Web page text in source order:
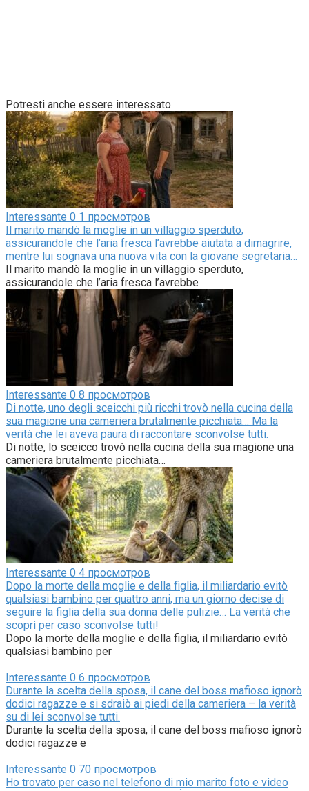
Potresti anche essere interessato
Interessante 0 1 просмотров
Il marito mandò la moglie in un villaggio sperduto,
assicurandole che l’aria fresca l’avrebbe aiutata a dimagrire,
mentre lui sognava una nuova vita con la giovane segretaria…
Il marito mandò la moglie in un villaggio sperduto,
assicurandole che l’aria fresca l’avrebbe
Interessante 0 8 просмотров
Di notte, uno degli sceicchi più ricchi trovò nella cucina della
sua magione una cameriera brutalmente picchiata… Ma la
verità che lei aveva paura di raccontare sconvolse tutti.
Di notte, lo sceicco trovò nella cucina della sua magione una
cameriera brutalmente picchiata…
Interessante 0 4 просмотров
Dopo la morte della moglie e della figlia, il miliardario evitò
qualsiasi bambino per quattro anni, ma un giorno decise di
seguire la figlia della sua donna delle pulizie… La verità che
scoprì per caso sconvolse tutti!
Dopo la morte della moglie e della figlia, il miliardario evitò
qualsiasi bambino per
Interessante 0 6 просмотров
Durante la scelta della sposa, il cane del boss mafioso ignorò
dodici ragazze e si sdraiò ai piedi della cameriera – la verità
su di lei sconvolse tutti.
Durante la scelta della sposa, il cane del boss mafioso ignorò
dodici ragazze e
Interessante 0 70 просмотров
Ho trovato per caso nel telefono di mio marito foto e video